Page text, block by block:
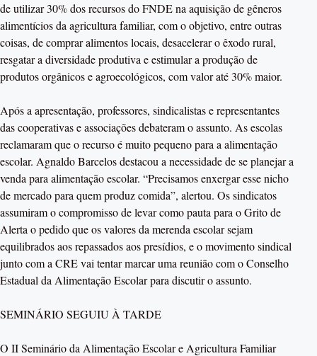
de utilizar 30% dos recursos do FNDE na aquisição de gêneros
alimentícios da agricultura familiar, com o objetivo, entre outras
coisas, de comprar alimentos locais, desacelerar o êxodo rural,
resgatar a diversidade produtiva e estimular a produção de
produtos orgânicos e agroecológicos, com valor até 30% maior.
Após a apresentação, professores, sindicalistas e representantes
das cooperativas e associações debateram o assunto. As escolas
reclamaram que o recurso é muito pequeno para a alimentação
escolar. Agnaldo Barcelos destacou a necessidade de se planejar a
venda para alimentação escolar. “Precisamos enxergar esse nicho
de mercado para quem produz comida”, alertou. Os sindicatos
assumiram o compromisso de levar como pauta para o Grito de
Alerta o pedido que os valores da merenda escolar sejam
equilibrados aos repassados aos presídios, e o movimento sindical
junto com a CRE vai tentar marcar uma reunião com o Conselho
Estadual da Alimentação Escolar para discutir o assunto.
SEMINÁRIO SEGUIU À TARDE
O II Seminário da Alimentação Escolar e Agricultura Familiar